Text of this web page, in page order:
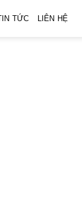
TỨC LIÊN HỆ